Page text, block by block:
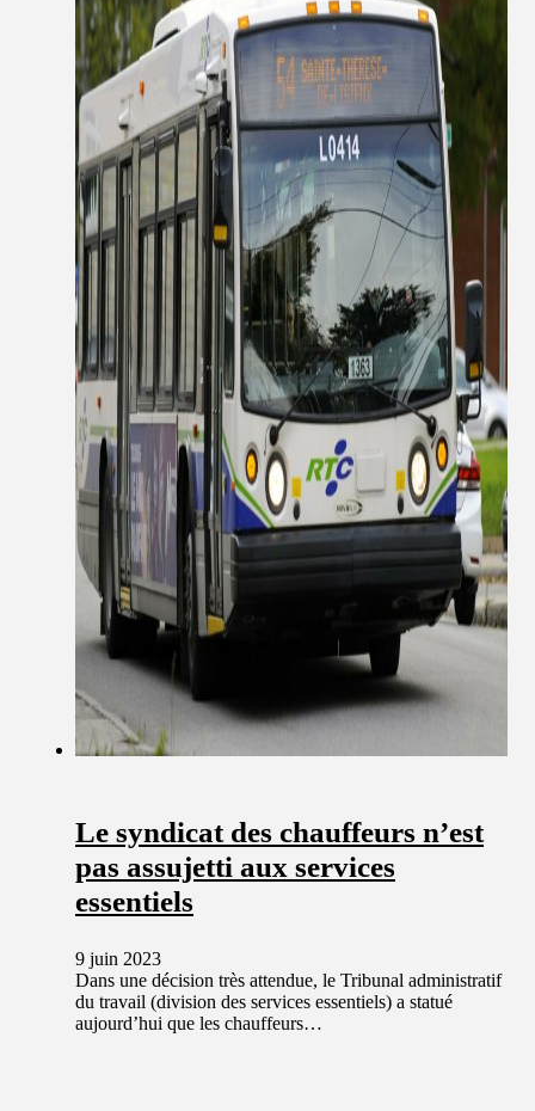
Le syndicat des chauffeurs n’est
pas assujetti aux services
essentiels
9 juin 2023
Dans une décision très attendue, le Tribunal administratif
du travail (division des services essentiels) a statué
aujourd’hui que les chauffeurs…